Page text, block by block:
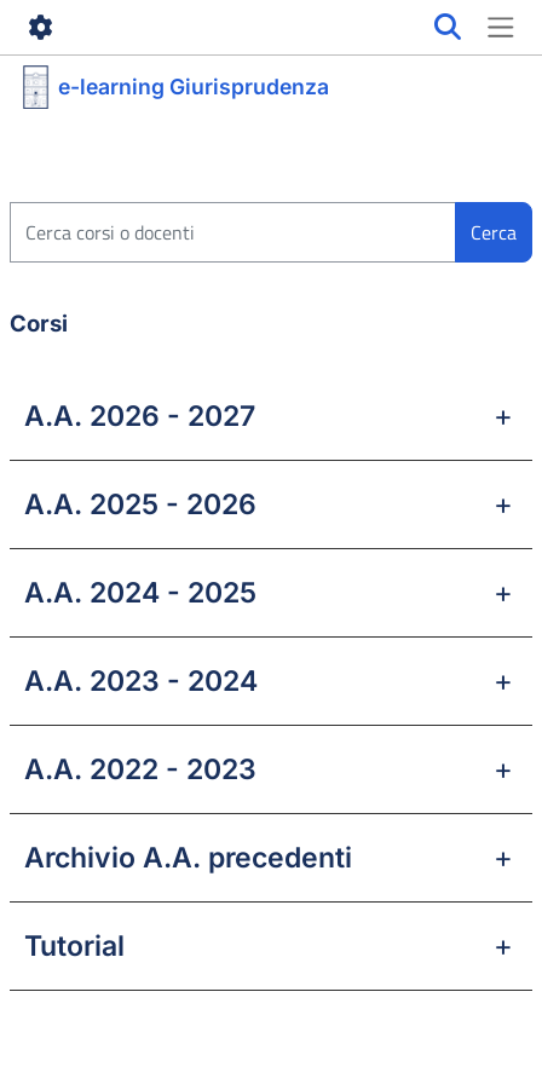
Vai al contenuto principale
e-learning Giurisprudenza
Cerca
Corsi
A.A. 2026 - 2027
A.A. 2025 - 2026
A.A. 2024 - 2025
A.A. 2023 - 2024
A.A. 2022 - 2023
Archivio A.A. precedenti
Tutorial